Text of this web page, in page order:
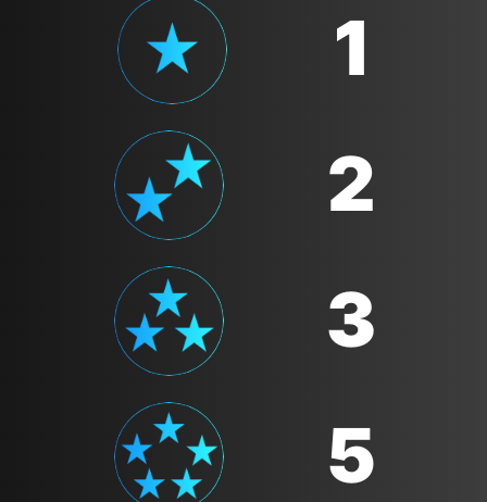
1
2
3
5